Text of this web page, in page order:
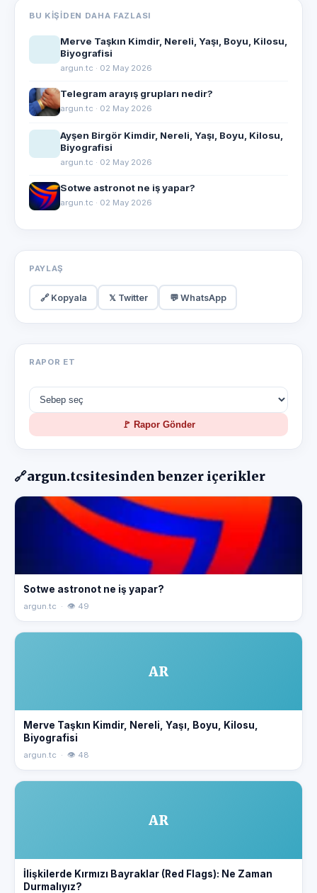
BU KIŞIDEN DAHA FAZLASI
Merve Taşkın Kimdir, Nereli, Yaşı, Boyu, Kilosu,
Biyografisi
argun.tc · 02 May 2026
Telegram arayış grupları nedir?
argun.tc · 02 May 2026
Ayşen Birgör Kimdir, Nereli, Yaşı, Boyu, Kilosu,
Biyografisi
argun.tc · 02 May 2026
Sotwe astronot ne iş yapar?
argun.tc · 02 May 2026
PAYLAŞ
🔗 Kopyala 𝕏 Twitter 💬 WhatsApp
RAPOR ET
🚩 Rapor Gönder
🔗argun.tcsitesinden benzer içerikler
Sotwe astronot ne iş yapar?
argun.tc · 👁 49
AR
Merve Taşkın Kimdir, Nereli, Yaşı, Boyu, Kilosu,
Biyografisi
argun.tc · 👁 48
AR
İlişkilerde Kırmızı Bayraklar (Red Flags): Ne Zaman
Durmalıyız?